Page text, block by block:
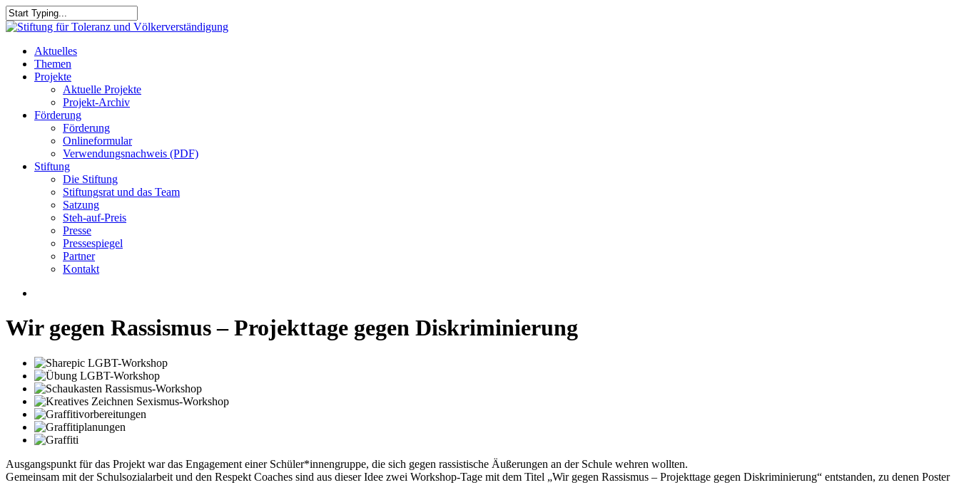
Skip
to
content
Close
search
Menu
Aktuelles
Themen
Projekte
Aktuelle Projekte
Projekt-Archiv
Förderung
Förderung
Onlineformular
Verwendungsnachweis (PDF)
Stiftung
Die Stiftung
Stiftungsrat und das Team
Satzung
Steh-auf-Preis
Presse
Pressespiegel
Partner
Kontakt
Wir gegen Rassismus – Projekttage gegen Diskriminierung
Ausgangspunkt für das Projekt war das Engagement einer Schüler*innengruppe, die sich gegen rassistische Äußerungen an der Schule wehren wollten.
Gemeinsam mit der Schulsozialarbeit und den Respekt Coaches sind aus dieser Idee zwei Workshop-Tage mit dem Titel „Wir gegen Rassismus – Projekttage gegen Diskriminierung“ entstanden, zu denen Poster